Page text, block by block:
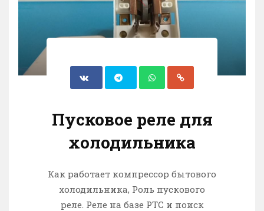
Пусковое реле для
холодильника
Как работает компрессор бытового
холодильника, Роль пускового
реле. Реле на базе PTC и поиск